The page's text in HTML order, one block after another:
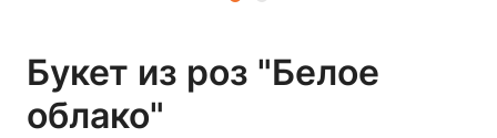
Букет из роз "Белое
облако"